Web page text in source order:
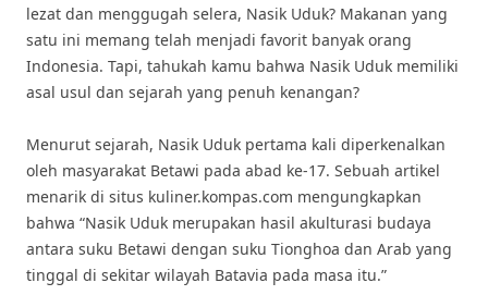
lezat dan menggugah selera, Nasik Uduk? Makanan yang
satu ini memang telah menjadi favorit banyak orang
Indonesia. Tapi, tahukah kamu bahwa Nasik Uduk memiliki
asal usul dan sejarah yang penuh kenangan?
Menurut sejarah, Nasik Uduk pertama kali diperkenalkan
oleh masyarakat Betawi pada abad ke-17. Sebuah artikel
menarik di situs kuliner.kompas.com mengungkapkan
bahwa “Nasik Uduk merupakan hasil akulturasi budaya
antara suku Betawi dengan suku Tionghoa dan Arab yang
tinggal di sekitar wilayah Batavia pada masa itu.”